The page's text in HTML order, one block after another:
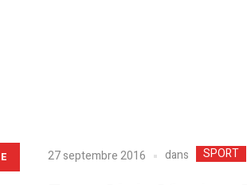
27 septembre 2016 dans SPORT